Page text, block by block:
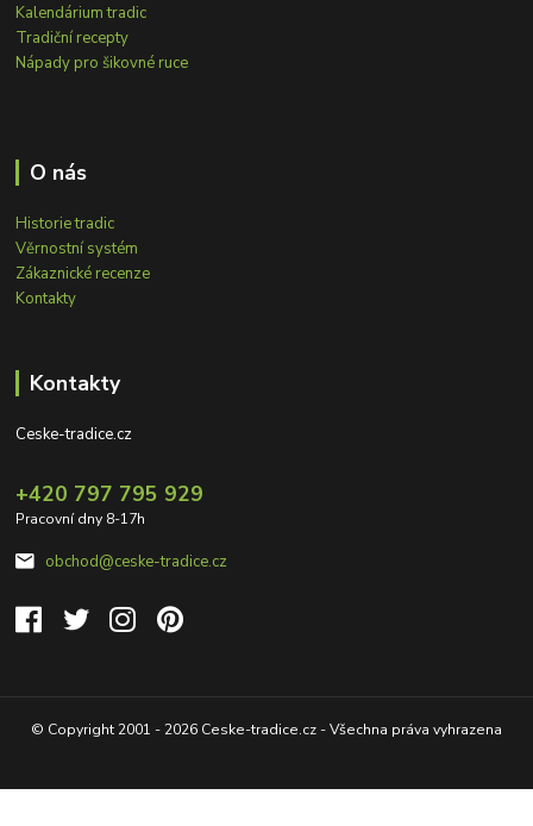
Kalendárium tradic
Tradiční recepty
Nápady pro šikovné ruce
O nás
Historie tradic
Věrnostní systém
Zákaznické recenze
Kontakty
Kontakty
Ceske-tradice.cz
+420 797 795 929
Pracovní dny 8-17h
obchod@ceske-tradice.cz
© Copyright 2001 - 2026 Ceske-tradice.cz - Všechna práva vyhrazena